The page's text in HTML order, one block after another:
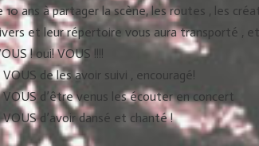
10 ans à partager la scène, les routes , les
et leur répertoire vous aura transporté ,
! oui! VOUS !!!!
de les avoir suivi , encouragé!
d’être venus les écouter en concert
d’avoir dansé et chanté !